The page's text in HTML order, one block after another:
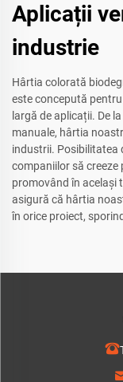
Aplicații
industrie
Hârtia colorată
este concepută
largă de aplicații. De
manuale, hârtia
industrii. Posibilitatea
companiilor să creeze
promovând în același
asigură că hârtia
în orice proiect,